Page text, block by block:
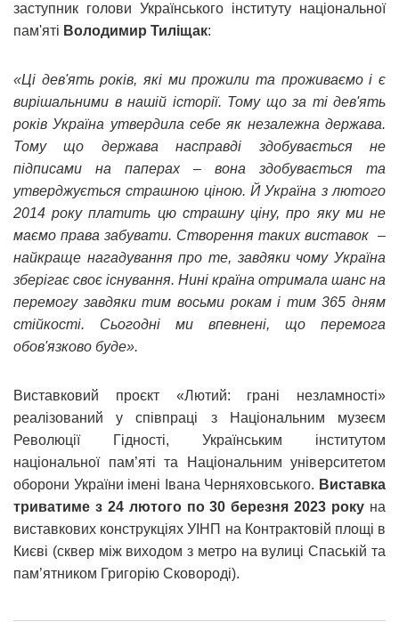
заступник голови Українського інституту національної
пам'яті Володимир Тиліщак:
«Ці дев'ять років, які ми прожили та проживаємо і є
вирішальними в нашій історії. Тому що за ті дев'ять
років Україна утвердила себе як незалежна держава.
Тому що держава насправді здобувається не
підписами на паперах – вона здобувається та
утверджується страшною ціною. Й Україна з лютого
2014 року платить цю страшну ціну, про яку ми не
маємо права забувати. Створення таких виставок –
найкраще нагадування про те, завдяки чому Україна
зберігає своє існування. Нині країна отримала шанс на
перемогу завдяки тим восьми рокам і тим 365 дням
стійкості. Сьогодні ми впевнені, що перемога
обов'язково буде».
Виставковий проєкт «Лютий: грані незламності»
реалізований у співпраці з Національним музеєм
Революції Гідності, Українським інститутом
національної пам’яті та Національним університетом
оборони України імені Івана Черняховського. Виставка
триватиме з 24 лютого по 30 березня 2023 року на
виставкових конструкціях УІНП на Контрактовій площі в
Києві (сквер між виходом з метро на вулиці Спаській та
пам’ятником Григорію Сковороді).